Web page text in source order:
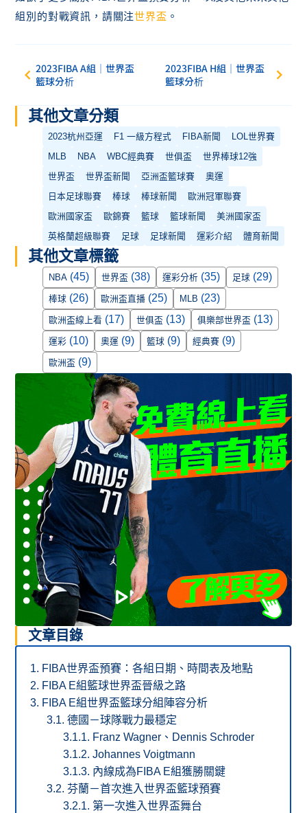
文章目錄
FIBA世界盃預賽：各組日期、時間表及地點
FIBA E組籃球世界盃晉級之路
FIBA E組世界盃籃球分組陣容分析
德國－球隊戰力最穩定
Franz Wagner、Dennis Schroder
Johannes Voigtmann
內線成為FIBA E組獲勝關鍵
芬蘭－首次進入世界盃籃球預賽
第一次進入世界盃舞台
組別的對戰資訊，請關注世界盃 。
2023FIBA A組｜世界盃
籃球分析
2023FIBA H組｜世界盃
籃球分析
其他文章分類
2023杭州亞運 F1 一級方程式 FIBA新聞
LOL世界賽
MLB
NBA WBC經典賽 世俱盃
世界棒球12強
世界盃
世界盃新聞 亞洲盃籃球賽
奧運
日本足球聯賽
棒球 棒球新聞
歐洲冠軍聯賽
歐洲國家盃
歐錦賽 籃球 籃球新聞
美洲國家盃
英格蘭超級聯賽
足球 足球新聞 運彩介紹 體育新聞
其他文章標籤
NBA (45) 世界盃 (38) 運彩分析 (35) 足球 (29)
棒球 (26) 歐洲盃直播 (25) MLB (23)
歐洲盃線上看 (17) 世俱盃 (13) 俱樂部世界盃 (13)
運彩 (10) 奧運 (9) 籃球 (9) 經典賽 (9)
歐洲盃 (9)